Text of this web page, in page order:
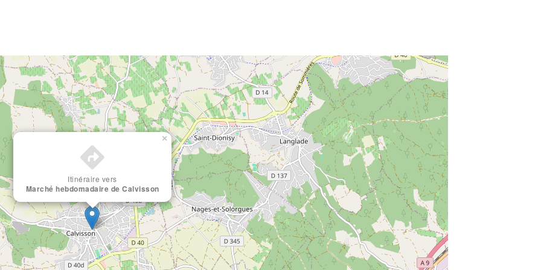
Itinéraire vers
Marché hebdomadaire de Calvisson
×